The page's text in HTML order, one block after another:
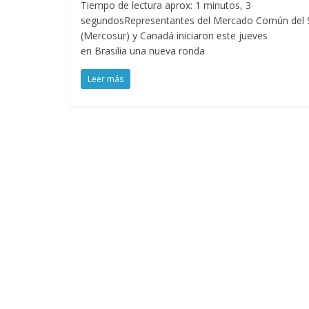
Tiempo de lectura aprox: 1 minutos, 3
segundosRepresentantes del Mercado Común del
(Mercosur) y Canadá iniciaron este jueves
en Brasilia una nueva ronda
Leer más